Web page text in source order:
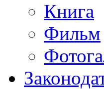
Книга
Фильм